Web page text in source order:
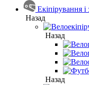
Екіпірування і
Назад
Назад
Назад